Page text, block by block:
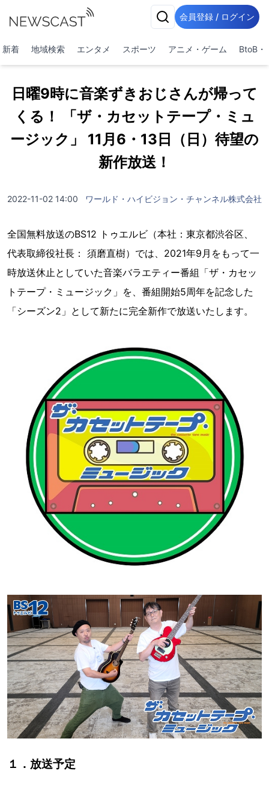
会員登録 / ログイン
新着 地域検索 エンタメ スポーツ アニメ・ゲーム BtoB・
日曜9時に音楽ずきおじさんが帰って
くる！ 「ザ・カセットテープ・ミュ
ージック」 11月6・13日（日）待望の
新作放送！
2022-11-02 14:00 ワールド・ハイビジョン・チャンネル株式会社
全国無料放送のBS12 トゥエルビ（本社：東京都渋谷区、
代表取締役社長： 須磨直樹）では、2021年9月をもって一
時放送休止としていた音楽バラエティー番組「ザ・カセッ
トテープ・ミュージック」を、番組開始5周年を記念した
「シーズン2」として新たに完全新作で放送いたします。
１．放送予定